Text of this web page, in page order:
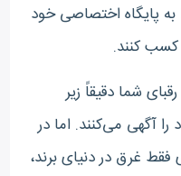
پایگاه اختصاصی خود
کسب کنند.
شما دقیقاً زیر
آگهی می‌کنند. اما در
غرق در دنیای برند،